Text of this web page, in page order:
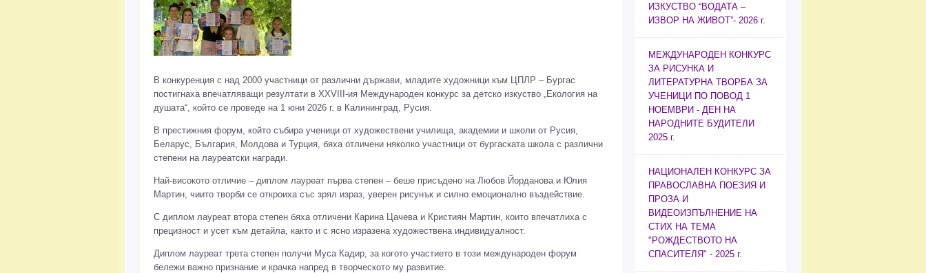
В конкуренция с над 2000 участници от различни държави, младите художници към ЦПЛР – Бургас
постигнаха впечатляващи резултати в XXVIII-ия Международен конкурс за детско изкуство „Екология на
душата“, който се проведе на 1 юни 2026 г. в Калининград, Русия.
В престижния форум, който събира ученици от художествени училища, академии и школи от Русия,
Беларус, България, Молдова и Турция, бяха отличени няколко участници от бургаската школа с различни
степени на лауреатски награди.
Най-високото отличие – диплом лауреат първа степен – беше присъдено на Любов Йорданова и Юлия
Мартин, чиито творби се откроиха със зрял израз, уверен рисунък и силно емоционално въздействие.
С диплом лауреат втора степен бяха отличени Карина Цачева и Кристиян Мартин, които впечатлиха с
прецизност и усет към детайла, както и с ясно изразена художествена индивидуалност.
Диплом лауреат трета степен получи Муса Кадир, за когото участието в този международен форум
бележи важно признание и крачка напред в творческото му развитие.
ИЗКУСТВО “ВОДАТА –
ИЗВОР НА ЖИВОТ”- 2026 г.
МЕЖДУНАРОДЕН КОНКУРС
ЗА РИСУНКА И
ЛИТЕРАТУРНА ТВОРБА ЗА
УЧЕНИЦИ ПО ПОВОД 1
НОЕМВРИ - ДЕН НА
НАРОДНИТЕ БУДИТЕЛИ
2025 г.
НАЦИОНАЛЕН КОНКУРС ЗА
ПРАВОСЛАВНА ПОЕЗИЯ И
ПРОЗА И
ВИДЕОИЗПЪЛНЕНИЕ НА
СТИХ НА ТЕМА
"РОЖДЕСТВОТО НА
СПАСИТЕЛЯ" - 2025 г.